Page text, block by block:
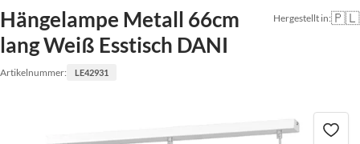
Hängelampe Metall 66cm
lang Weiß Esstisch DANI
Artikelnummer: LE42931
Hergestellt in:🇵🇱